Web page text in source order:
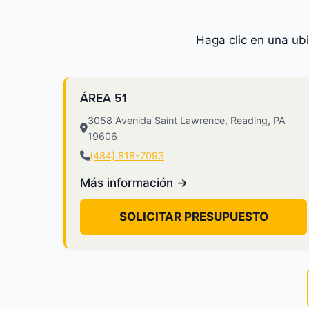
Haga clic en una
ÁREA 51
3058 Avenida Saint Lawrence, Reading, PA
19606
(484) 818-7093
Más información →
SOLICITAR PRESUPUESTO